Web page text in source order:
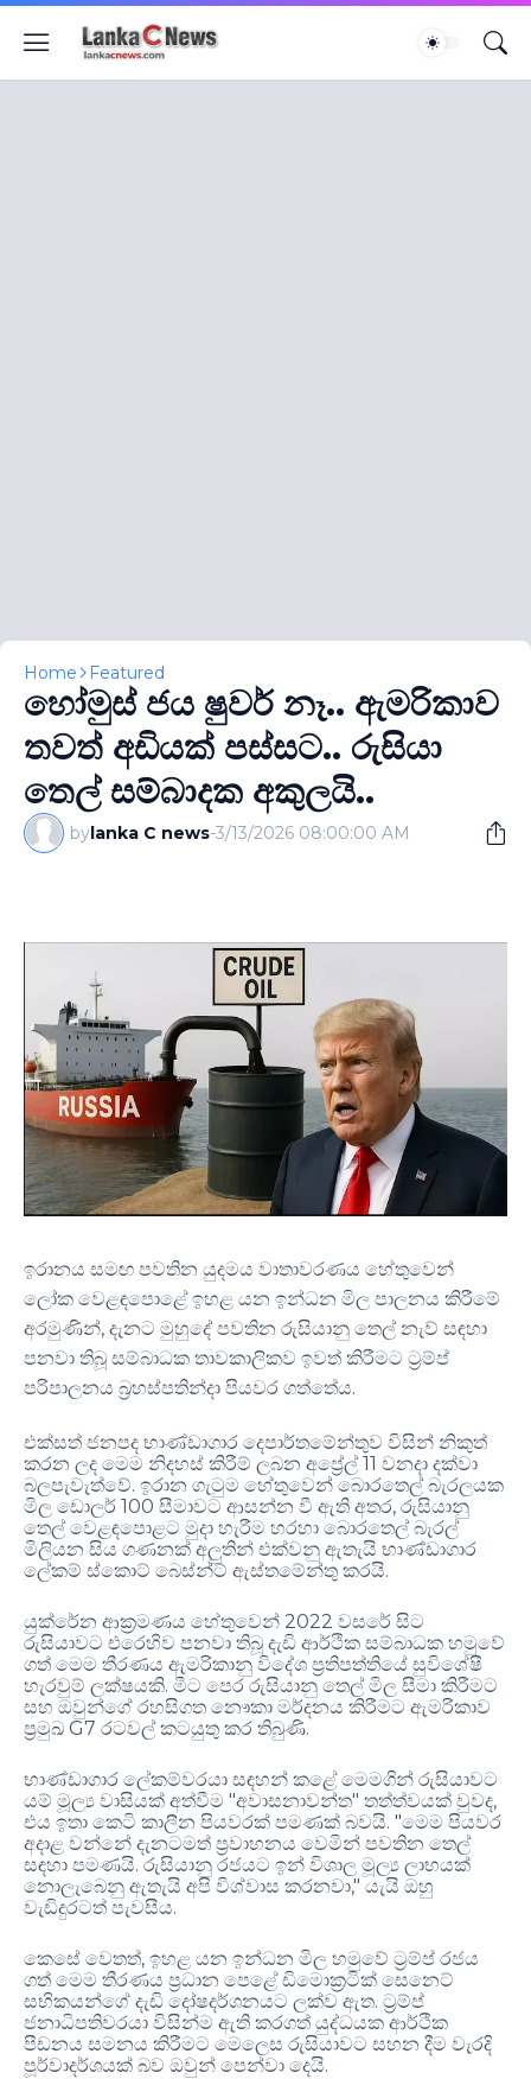
Home Featured
හෝමුස් ජය ෂුවර් නෑ.. ඇමරිකාව
තවත් අඩියක් පස්සට.. රුසියා
තෙල් සම්බාදක අකුලයි..
bylanka C news-3/13/2026 08:00:00 AM
ඉරානය සමඟ පවතින යුදමය වාතාවරණය හේතුවෙන්
ලෝක වෙළඳපොළේ ඉහළ යන ඉන්ධන මිල පාලනය කිරීමේ
අරමුණින්, දැනට මුහුදේ පවතින රුසියානු තෙල් නැව් සඳහා
පනවා තිබූ සම්බාධක තාවකාලිකව ඉවත් කිරීමට ට්‍රම්ප්
පරිපාලනය බ්‍රහස්පතින්දා පියවර ගත්තේය.
එක්සත් ජනපද භාණ්ඩාගාර දෙපාර්තමේන්තුව විසින් නිකුත්
කරන ලද මෙම නිදහස් කිරීම් ලබන අප්‍රේල් 11 වනදා දක්වා
බලපැවැත්වේ. ඉරාන ගැටුම හේතුවෙන් බොරතෙල් බැරලයක
මිල ඩොලර් 100 සීමාවට ආසන්න වී ඇති අතර, රුසියානු
තෙල් වෙළඳපොළට මුදා හැරීම හරහා බොරතෙල් බැරල්
මිලියන සිය ගණනක් අලුතින් එක්වනු ඇතැයි භාණ්ඩාගාර
ලේකම් ස්කොට් බෙස්න්ට් ඇස්තමේන්තු කරයි.
යුක්රේන ආක්‍රමණය හේතුවෙන් 2022 වසරේ සිට
රුසියාවට එරෙහිව පනවා තිබූ දැඩි ආර්ථික සම්බාධක හමුවේ
ගත් මෙම තීරණය ඇමරිකානු විදේශ ප්‍රතිපත්තියේ සුවිශේෂී
හැරවුම් ලක්ෂයකි. මීට පෙර රුසියානු තෙල් මිල සීමා කිරීමට
සහ ඔවුන්ගේ රහසිගත නෞකා මර්දනය කිරීමට ඇමරිකාව
ප්‍රමුඛ G7 රටවල් කටයුතු කර තිබුණි.
භාණ්ඩාගාර ලේකම්වරයා සඳහන් කළේ මෙමගින් රුසියාවට
යම් මූල්‍ය වාසියක් අත්වීම "අවාසනාවන්ත" තත්ත්වයක් වුවද,
එය ඉතා කෙටි කාලීන පියවරක් පමණක් බවයි. "මෙම පියවර
අදාළ වන්නේ දැනටමත් ප්‍රවාහනය වෙමින් පවතින තෙල්
සඳහා පමණයි. රුසියානු රජයට ඉන් විශාල මූල්‍ය ලාභයක්
නොලැබෙනු ඇතැයි අපි විශ්වාස කරනවා," යැයි ඔහු
වැඩිදුරටත් පැවසීය.
කෙසේ වෙතත්, ඉහළ යන ඉන්ධන මිල හමුවේ ට්‍රම්ප් රජය
ගත් මෙම තීරණය ප්‍රධාන පෙළේ ඩිමොක්‍රටික් සෙනෙට්
සභිකයන්ගේ දැඩි දෝෂදර්ශනයට ලක්ව ඇත. ට්‍රම්ප්
ජනාධිපතිවරයා විසින්ම ඇති කරගත් යුද්ධයක ආර්ථික
පීඩනය සමනය කිරීමට මෙලෙස රුසියාවට සහන දීම වැරදි
පූර්වාදර්ශයක් බව ඔවුන් පෙන්වා දෙයි.